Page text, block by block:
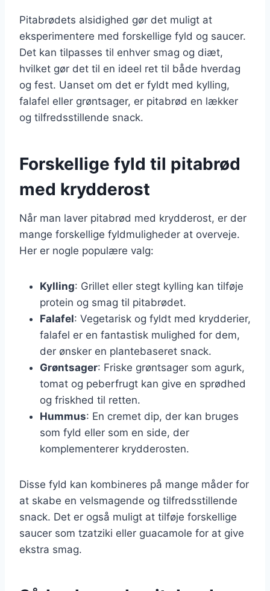
Pitabrødets alsidighed gør det muligt at
eksperimentere med forskellige fyld og saucer.
Det kan tilpasses til enhver smag og diæt,
hvilket gør det til en ideel ret til både hverdag
og fest. Uanset om det er fyldt med kylling,
falafel eller grøntsager, er pitabrød en lækker
og tilfredsstillende snack.
Forskellige fyld til pitabrød
med krydderost
Når man laver pitabrød med krydderost, er der
mange forskellige fyldmuligheder at overveje.
Her er nogle populære valg:
Kylling: Grillet eller stegt kylling kan tilføje
protein og smag til pitabrødet.
Falafel: Vegetarisk og fyldt med krydderier,
falafel er en fantastisk mulighed for dem,
der ønsker en plantebaseret snack.
Grøntsager: Friske grøntsager som agurk,
tomat og peberfrugt kan give en sprødhed
og friskhed til retten.
Hummus: En cremet dip, der kan bruges
som fyld eller som en side, der
komplementerer krydderosten.
Disse fyld kan kombineres på mange måder for
at skabe en velsmagende og tilfredsstillende
snack. Det er også muligt at tilføje forskellige
saucer som tzatziki eller guacamole for at give
ekstra smag.